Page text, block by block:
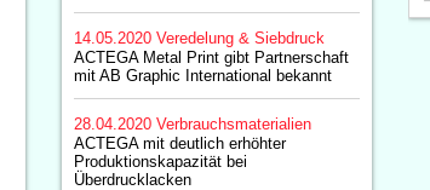
14.05.2020 Veredelung & Siebdruck
ACTEGA Metal Print gibt Partnerschaft
mit AB Graphic International bekannt
28.04.2020 Verbrauchsmaterialien
ACTEGA mit deutlich erhöhter
Produktionskapazität bei
Überdrucklacken